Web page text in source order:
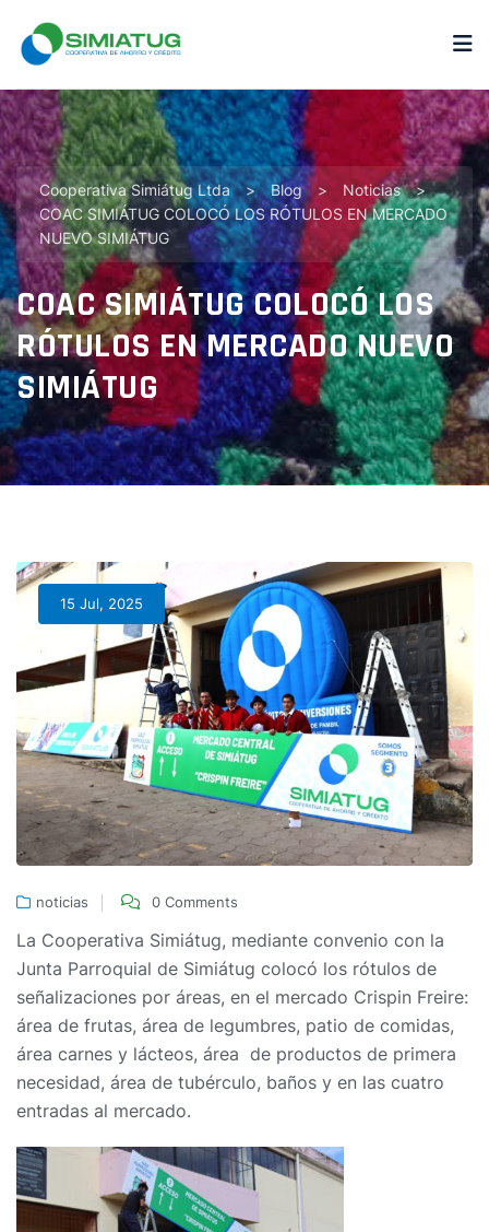
Cooperativa Simiátug Ltda > Blog > Noticias >
COAC SIMIÁTUG COLOCÓ LOS RÓTULOS EN MERCADO
NUEVO SIMIÁTUG
COAC SIMIÁTUG COLOCÓ LOS
RÓTULOS EN MERCADO NUEVO
SIMIÁTUG
15 Jul, 2025
noticias 0 Comments
La Cooperativa Simiátug, mediante convenio con la
Junta Parroquial de Simiátug colocó los rótulos de
señalizaciones por áreas, en el mercado Crispin Freire:
área de frutas, área de legumbres, patio de comidas,
área carnes y lácteos, área de productos de primera
necesidad, área de tubérculo, baños y en las cuatro
entradas al mercado.